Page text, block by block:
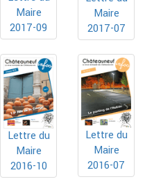
Maire
2017-09
Maire
2017-07
Lettre du
Maire
2016-10
Lettre du
Maire
2016-07